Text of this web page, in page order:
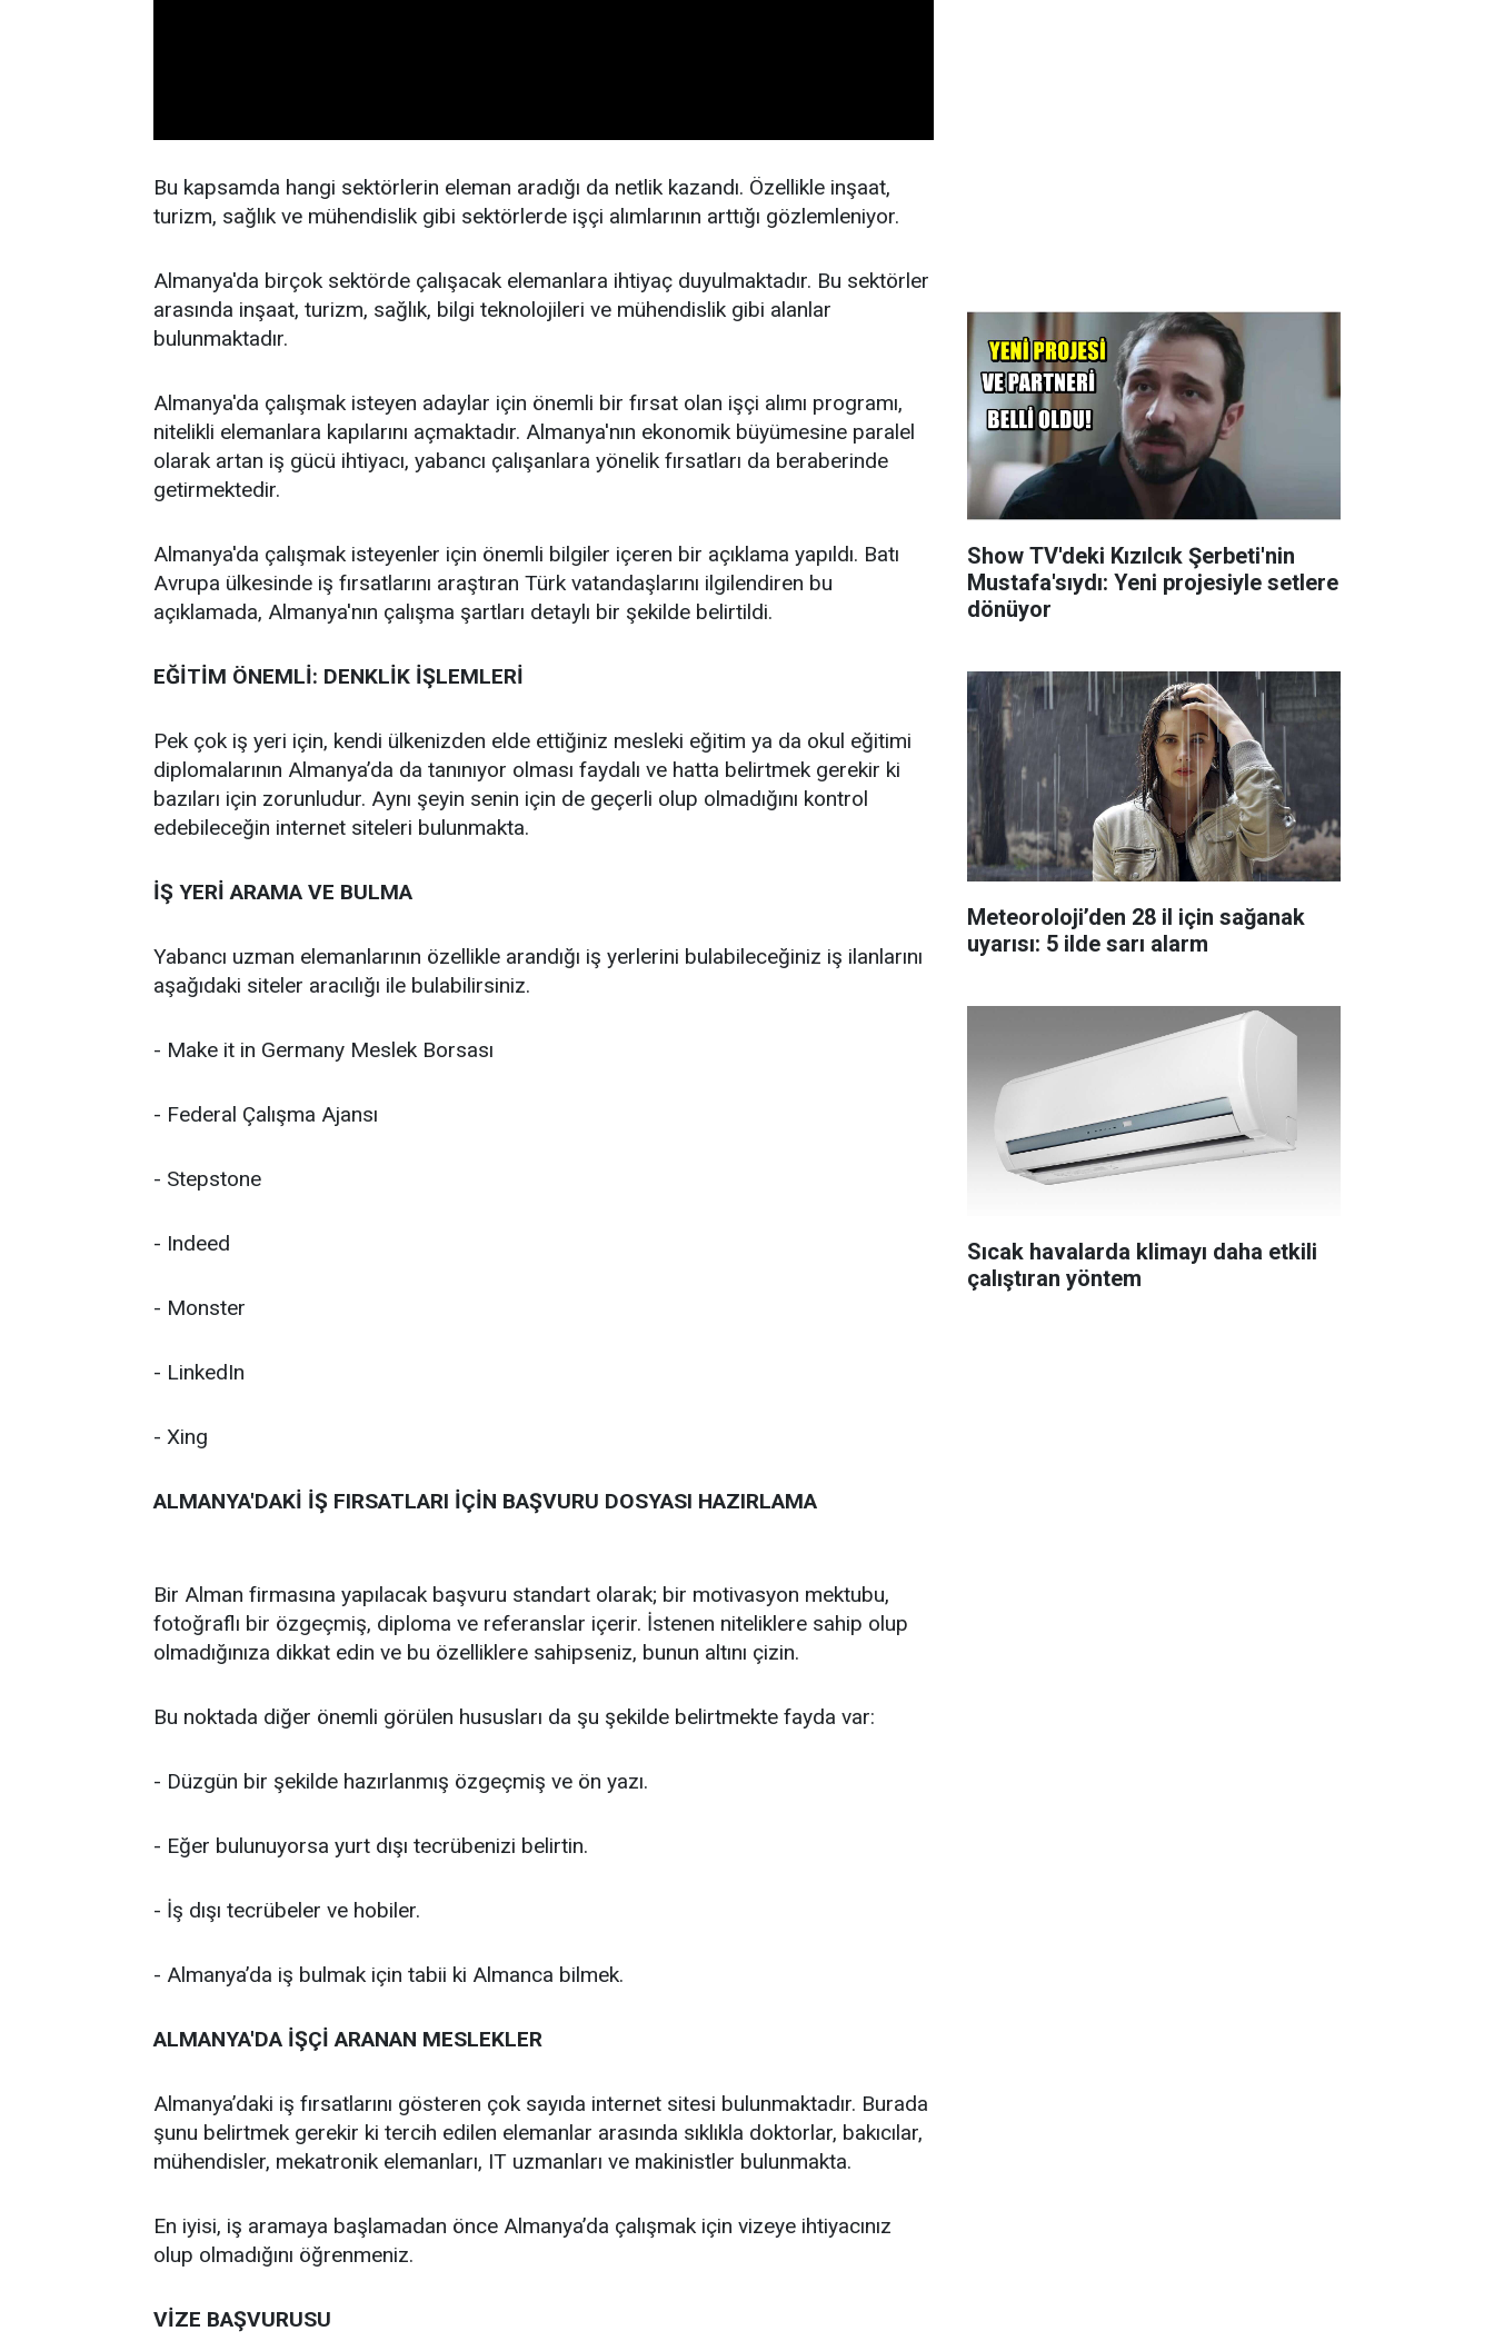
Bu kapsamda hangi sektörlerin eleman aradığı da netlik kazandı. Özellikle inşaat,
turizm, sağlık ve mühendislik gibi sektörlerde işçi alımlarının arttığı gözlemleniyor.
Almanya'da birçok sektörde çalışacak elemanlara ihtiyaç duyulmaktadır. Bu sektörler
arasında inşaat, turizm, sağlık, bilgi teknolojileri ve mühendislik gibi alanlar
bulunmaktadır.
Almanya'da çalışmak isteyen adaylar için önemli bir fırsat olan işçi alımı programı,
nitelikli elemanlara kapılarını açmaktadır. Almanya'nın ekonomik büyümesine paralel
olarak artan iş gücü ihtiyacı, yabancı çalışanlara yönelik fırsatları da beraberinde
getirmektedir.
Almanya'da çalışmak isteyenler için önemli bilgiler içeren bir açıklama yapıldı. Batı
Avrupa ülkesinde iş fırsatlarını araştıran Türk vatandaşlarını ilgilendiren bu
açıklamada, Almanya'nın çalışma şartları detaylı bir şekilde belirtildi.
EĞİTİM ÖNEMLİ: DENKLİK İŞLEMLERİ
Pek çok iş yeri için, kendi ülkenizden elde ettiğiniz mesleki eğitim ya da okul eğitimi
diplomalarının Almanya’da da tanınıyor olması faydalı ve hatta belirtmek gerekir ki
bazıları için zorunludur. Aynı şeyin senin için de geçerli olup olmadığını kontrol
edebileceğin internet siteleri bulunmakta.
İŞ YERİ ARAMA VE BULMA
Yabancı uzman elemanlarının özellikle arandığı iş yerlerini bulabileceğiniz iş ilanlarını
aşağıdaki siteler aracılığı ile bulabilirsiniz.
- Make it in Germany Meslek Borsası
- Federal Çalışma Ajansı
- Stepstone
- Indeed
- Monster
- LinkedIn
- Xing
ALMANYA'DAKİ İŞ FIRSATLARI İÇİN BAŞVURU DOSYASI HAZIRLAMA
Bir Alman firmasına yapılacak başvuru standart olarak; bir motivasyon mektubu,
fotoğraflı bir özgeçmiş, diploma ve referanslar içerir. İstenen niteliklere sahip olup
olmadığınıza dikkat edin ve bu özelliklere sahipseniz, bunun altını çizin.
Bu noktada diğer önemli görülen hususları da şu şekilde belirtmekte fayda var:
- Düzgün bir şekilde hazırlanmış özgeçmiş ve ön yazı.
- Eğer bulunuyorsa yurt dışı tecrübenizi belirtin.
- İş dışı tecrübeler ve hobiler.
- Almanya’da iş bulmak için tabii ki Almanca bilmek.
ALMANYA'DA İŞÇİ ARANAN MESLEKLER
Almanya’daki iş fırsatlarını gösteren çok sayıda internet sitesi bulunmaktadır. Burada
şunu belirtmek gerekir ki tercih edilen elemanlar arasında sıklıkla doktorlar, bakıcılar,
mühendisler, mekatronik elemanları, IT uzmanları ve makinistler bulunmakta.
En iyisi, iş aramaya başlamadan önce Almanya’da çalışmak için vizeye ihtiyacınız
olup olmadığını öğrenmeniz.
VİZE BAŞVURUSU
Show TV'deki Kızılcık Şerbeti'nin
Mustafa'sıydı: Yeni projesiyle setlere
dönüyor
Meteoroloji’den 28 il için sağanak
uyarısı: 5 ilde sarı alarm
Sıcak havalarda klimayı daha etkili
çalıştıran yöntem